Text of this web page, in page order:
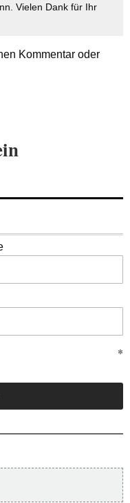
Vielen Dank für Ihr
Kommentar oder